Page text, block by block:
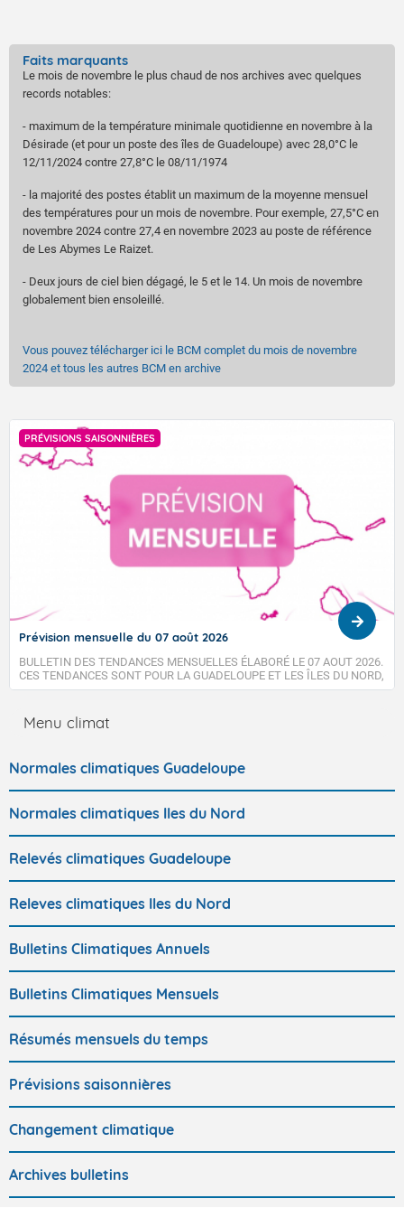
Faits marquants
Le mois de novembre le plus chaud de nos archives avec quelques
records notables:
- maximum de la température minimale quotidienne en novembre à la
Désirade (et pour un poste des îles de Guadeloupe) avec 28,0°C le
12/11/2024 contre 27,8°C le 08/11/1974
- la majorité des postes établit un maximum de la moyenne mensuel
des températures pour un mois de novembre. Pour exemple, 27,5°C en
novembre 2024 contre 27,4 en novembre 2023 au poste de référence
de Les Abymes Le Raizet.
- Deux jours de ciel bien dégagé, le 5 et le 14. Un mois de novembre
globalement bien ensoleillé.
Vous pouvez télécharger ici le BCM complet du mois de novembre
2024 et tous les autres BCM en archive
PRÉVISIONS SAISONNIÈRES
Prévision mensuelle du 07 août 2026
BULLETIN DES TENDANCES MENSUELLES ÉLABORÉ LE 07 AOUT 2026.
CES TENDANCES SONT POUR LA GUADELOUPE ET LES ÎLES DU NORD,
SAINT-MARTIN ET SAINT-BARTHÉLEMY.
Menu climat
Normales climatiques Guadeloupe
Normales climatiques Iles du Nord
Relevés climatiques Guadeloupe
Releves climatiques Iles du Nord
Bulletins Climatiques Annuels
Bulletins Climatiques Mensuels
Résumés mensuels du temps
Prévisions saisonnières
Changement climatique
Archives bulletins